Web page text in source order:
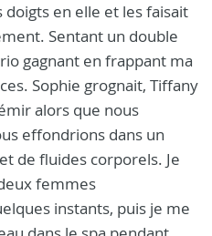
en elle et les faisait
Sentant un double
gagnant en frappant ma
Sophie grognait, Tiffany
alors que nous
effondrions dans un
de fluides corporels. Je
femmes
instants, puis je me